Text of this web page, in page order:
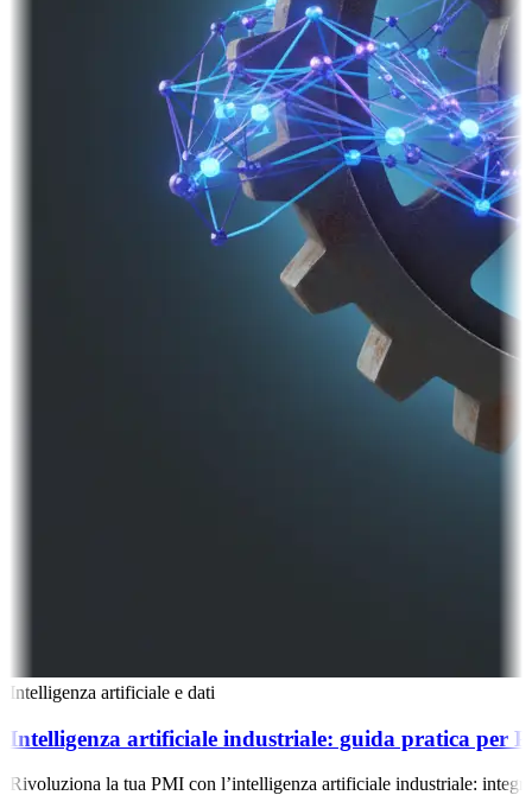
Intelligenza artificiale e dati
Intelligenza artificiale industriale: guida pratica per
Rivoluziona la tua PMI con l’intelligenza artificiale industriale: